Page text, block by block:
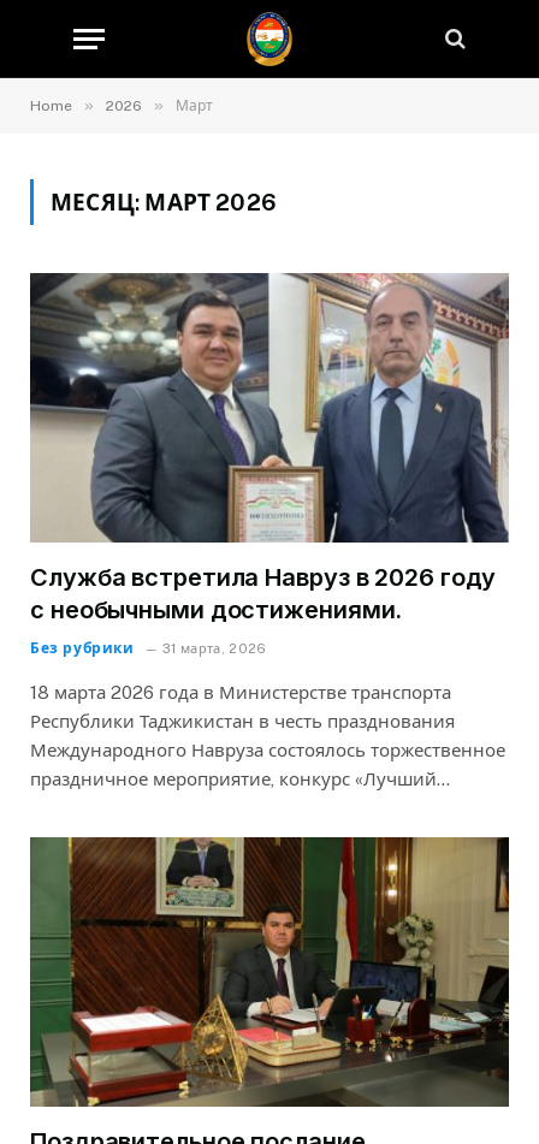
Home » 2026 » Март
МЕСЯЦ: МАРТ 2026
Служба встретила Навруз в 2026 году
с необычными достижениями.
Без рубрики 31 марта, 2026
18 марта 2026 года в Министерстве транспорта
Республики Таджикистан в честь празднования
Международного Навруза состоялось торжественное
праздничное мероприятие, конкурс «Лучший…